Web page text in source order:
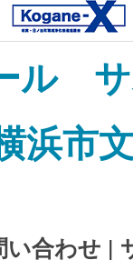
い合わせ |